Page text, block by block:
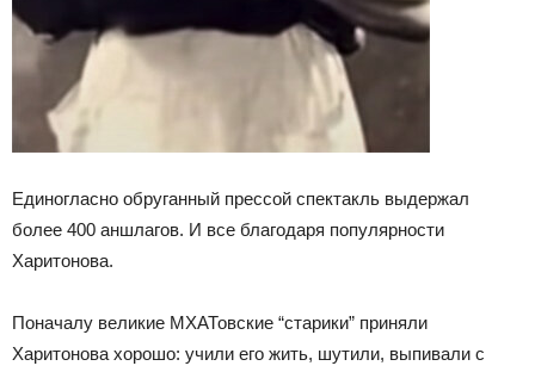
Единогласно обруганный прессой спектакль выдержал
более 400 аншлагов. И все благодаря популярности
Харитонова.
Поначалу великие МХАТовские “старики” приняли
Харитонова хорошо: учили его жить, шутили, выпивали с